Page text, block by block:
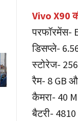
Vivo X90
परफॉरमेंस-
डिसप्ले-
स्टोरेज-
रैम- 8 GB
कैमरा- 40
बैटरी-